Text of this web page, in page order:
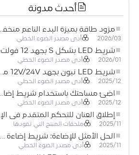
أحدث مدونة
مزود طاقة بميزة البدء الناعم منخفض الجهد لأنظمة إضاءة LED
2026/03 أدى مصدر الضوء الخطي
شريط LED بشكل S بجهد 12 فولت: حل إضاءة مرن وفعال للتصميمات الحديثة
2026/01 أدى مصدر الضوء الخطي
شريط LED نيون بجهد 12V/24V مع إمكانية القص كل 3 مصابيح: حل إضاءة نيون عصري لكل المساحات
2025/12 أدى مصدر الضوء الخطي
أضِئ مساحتك باستخدام شريط إضاءة LED نيون مرن منخفض الجهد
2025/12 أدى مصدر الضوء الخطي
إطلاق العنان للتحكم المتقدم في الإضاءة: المزايا الرئيسية لجهاز التحكم RGBW 5–24 فولت
2025/11 ملحقات المنتج التي تقودها
الحل الأمثل للإضاءة: شريط إضاءة LED مرن عالي الكثافة COB FOB للإضاءة الحديثة
2025/11 أدى مصدر الضوء الخطي